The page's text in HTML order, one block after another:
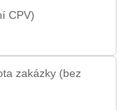
CPV)
zakázky (bez